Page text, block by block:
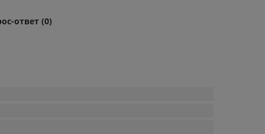
ответ (0)